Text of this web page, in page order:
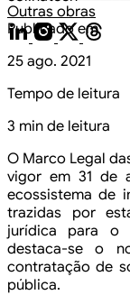
Outras obras
Publicado em
25 ago. 2021
Tempo de leitura
3 min de leitura
O Marco Legal
vigor em 31 de
ecossistema de
trazidas por
jurídica para o
destaca-se o
contratação de
pública.